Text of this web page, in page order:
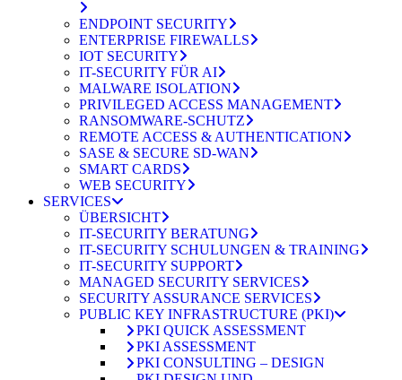
ENDPOINT SECURITY
ENTERPRISE FIREWALLS
IOT SECURITY
IT-SECURITY FÜR AI
MALWARE ISOLATION
PRIVILEGED ACCESS MANAGEMENT
RANSOMWARE-SCHUTZ
REMOTE ACCESS & AUTHENTICATION
SASE & SECURE SD-WAN
SMART CARDS
WEB SECURITY
SERVICES
ÜBERSICHT
IT-SECURITY BERATUNG
IT-SECURITY SCHULUNGEN & TRAINING
IT-SECURITY SUPPORT
MANAGED SECURITY SERVICES
SECURITY ASSURANCE SERVICES
PUBLIC KEY INFRASTRUCTURE (PKI)
PKI QUICK ASSESSMENT
PKI ASSESSMENT
PKI CONSULTING – DESIGN